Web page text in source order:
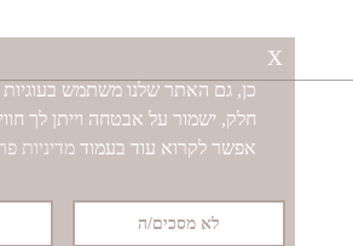
כן, גם האתר שלנו משתמש
חלק, ישמור על אבטחה וייתן לך
אפשר לקרוא עוד בעמוד מדיניות
לא מסכים/ה
x